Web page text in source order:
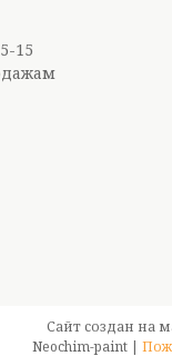
15
Сайт создан на
Neochim-paint |